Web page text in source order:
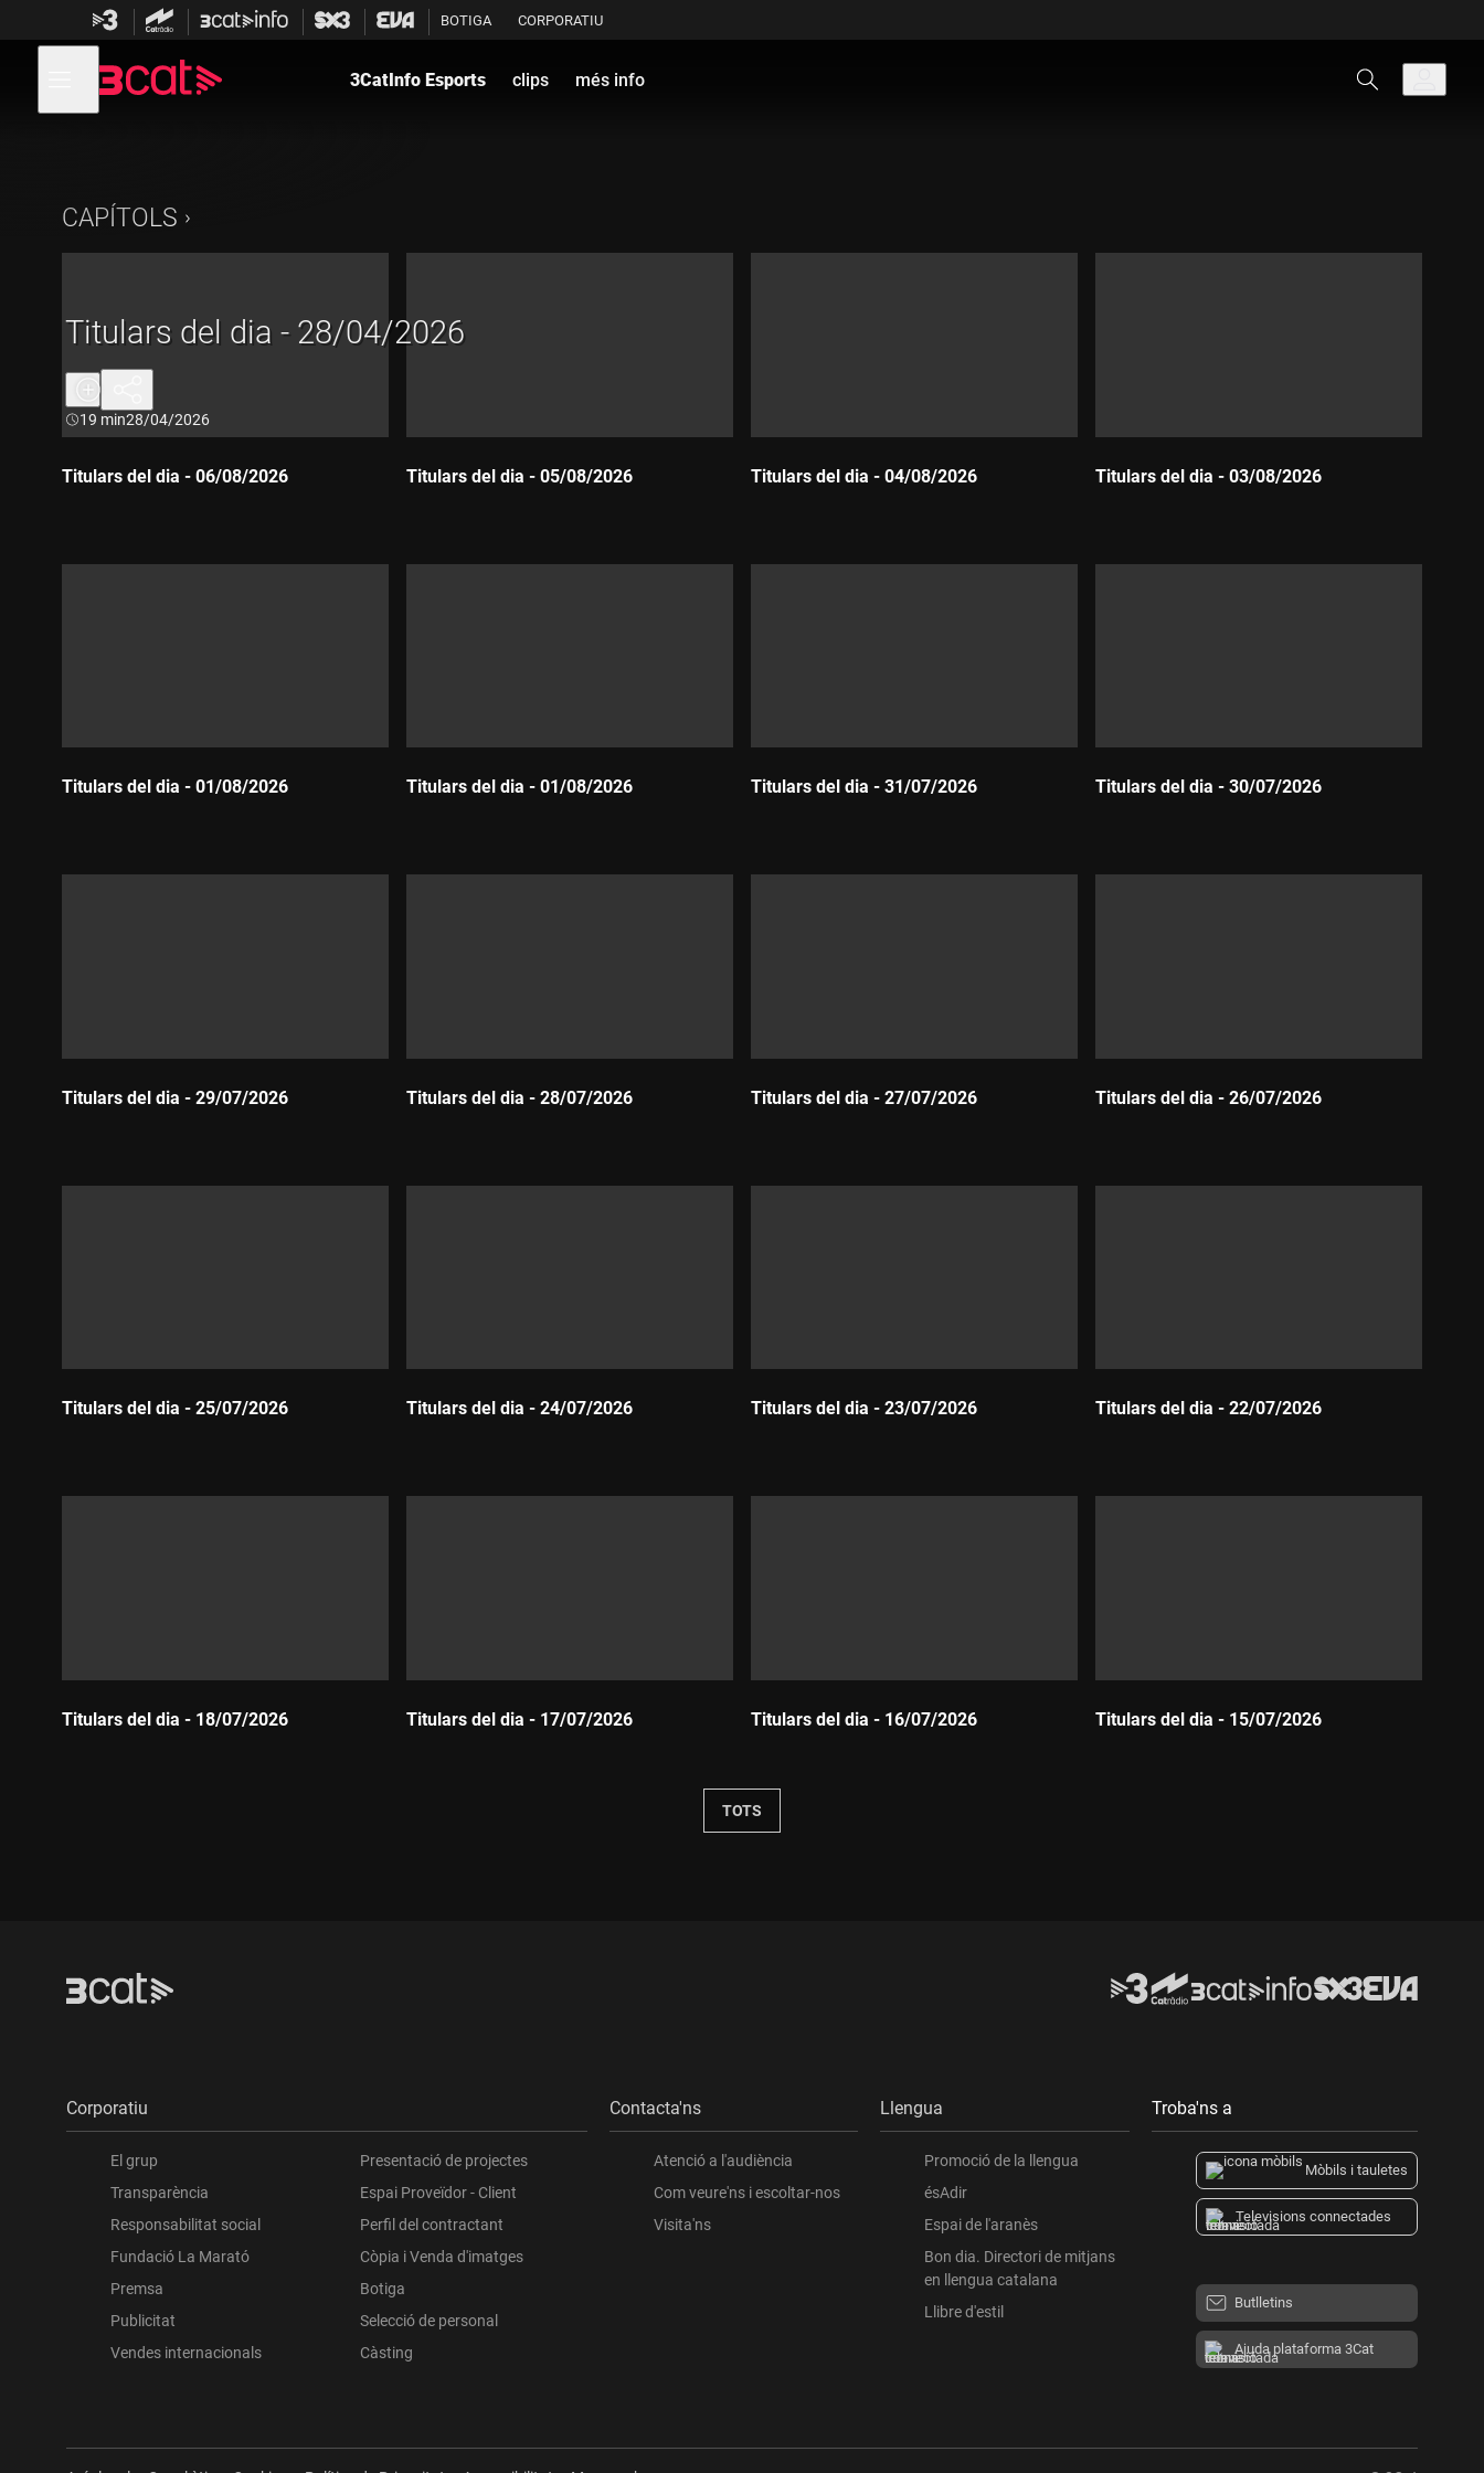
contingut
BOTIGA CORPORATIU
menú
de
3CatInfo Esports clips més info
Titulars del dia - 28/04/2026
Durada:
19 min28/04/2026
CAPÍTOLS
Titulars del dia - 06/08/2026 Titulars del dia - 05/08/2026 Titulars del dia - 04/08/2026 Titulars del dia - 03/08/2026
Titulars del dia - 01/08/2026 Titulars del dia - 01/08/2026 Titulars del dia - 31/07/2026 Titulars del dia - 30/07/2026
Titulars del dia - 29/07/2026 Titulars del dia - 28/07/2026 Titulars del dia - 27/07/2026 Titulars del dia - 26/07/2026
Titulars del dia - 25/07/2026 Titulars del dia - 24/07/2026 Titulars del dia - 23/07/2026 Titulars del dia - 22/07/2026
Titulars del dia - 18/07/2026 Titulars del dia - 17/07/2026 Titulars del dia - 16/07/2026 Titulars del dia - 15/07/2026
TOTS
Corporatiu
El grup
Transparència
Responsabilitat social
Fundació La Marató
Premsa
Publicitat
Vendes internacionals
Presentació de projectes
Espai Proveïdor - Client
Perfil del contractant
Còpia i Venda d'imatges
Botiga
Selecció de personal
Càsting
Contacta'ns
Atenció a l'audiència
Com veure'ns i escoltar-nos
Visita'ns
Llengua
Promoció de la llengua
ésAdir
Espai de l'aranès
Bon dia. Directori de mitjans
en llengua catalana
Llibre d'estil
Troba'ns a
Mòbils i tauletes
Televisions connectades
Butlletins
Ajuda plataforma 3Cat